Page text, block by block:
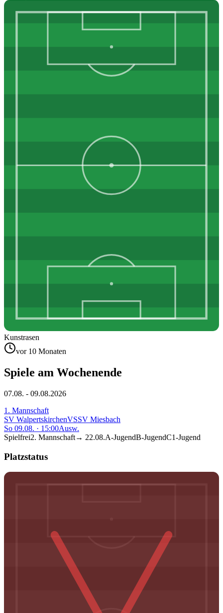
Kunstrasen
vor 10 Monaten
Spiele am Wochenende
07.08. - 09.08.2026
1. Mannschaft
SV WalpertskirchenVSSV Miesbach
So 09.08. · 15:00Ausw.
Spielfrei2. Mannschaft→ 22.08.A-JugendB-JugendC1-Jugend
Platzstatus